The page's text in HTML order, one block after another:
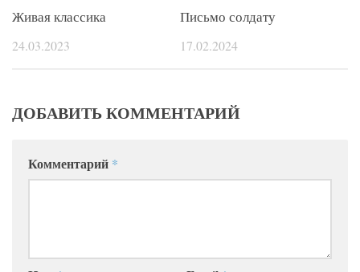
Живая классика
24.03.2023
Письмо солдату
17.02.2024
ДОБАВИТЬ КОММЕНТАРИЙ
Комментарий *